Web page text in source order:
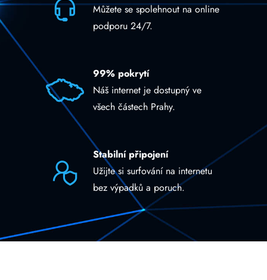
Můžete se spolehnout na online
podporu 24/7.
99% pokrytí
Náš internet je dostupný ve
všech částech Prahy.
Stabilní připojení
Užijte si surfování na internetu
bez výpadků a poruch.